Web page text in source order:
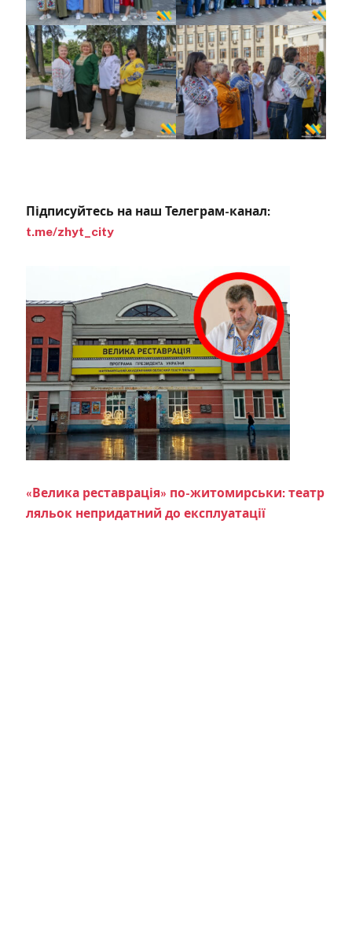
Підписуйтесь на наш Телеграм-канал:
t.me/zhyt_city
«Велика реставрація» по-житомирськи: театр
ляльок непридатний до експлуатації